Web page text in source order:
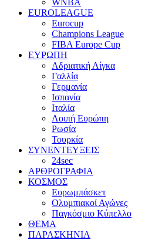
WNBA
ΕUROLEAGUE
Eurocup
Champions League
FIBA Europe Cup
ΕΥΡΩΠΗ
Αδριατική Λίγκα
Γαλλία
Γερμανία
Ισπανία
Ιταλία
Λοιπή Ευρώπη
Ρωσία
Τουρκία
ΣΥΝΕΝΤΕΥΞΕΙΣ
24sec
ΑΡΘΡΟΓΡΑΦΙΑ
ΚΟΣΜΟΣ
Ευρωμπάσκετ
Ολυμπιακοί Αγώνες
Παγκόσμιο Κύπελλο
ΘΕΜΑ
ΠΑΡΑΣΚΗΝΙΑ